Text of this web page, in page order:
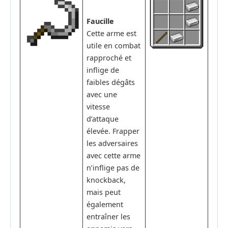
Faucille
Cette arme est
utile en combat
rapproché et
inflige de
faibles dégâts
avec une
vitesse
d’attaque
élevée. Frapper
les adversaires
avec cette arme
n’inflige pas de
knockback,
mais peut
également
entraîner les